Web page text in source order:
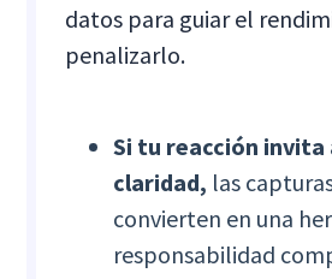
datos para guiar el
penalizarlo.
Si tu reacción invita
claridad, las
convierten en una
responsabilidad